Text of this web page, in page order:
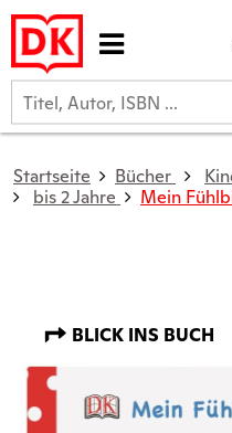
Startseite Bücher
bis 2 Jahre
Mein
BLICK INS BUCH